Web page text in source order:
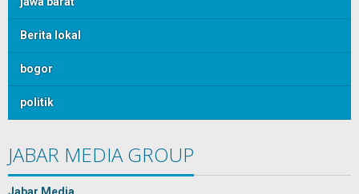
Berita lokal
bogor
politik
JABAR MEDIA GROUP